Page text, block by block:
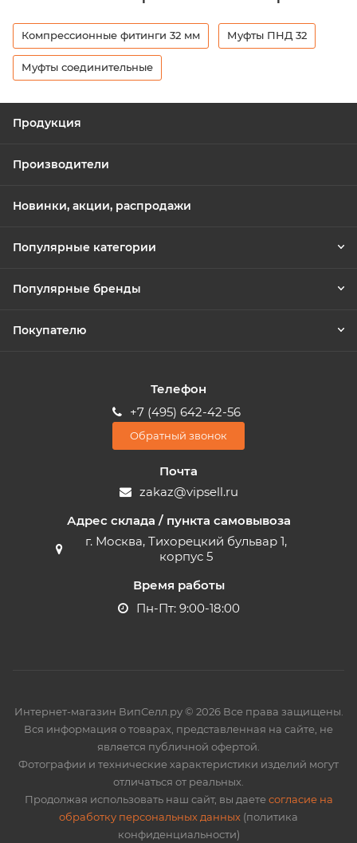
Компрессионные фитинги 32 мм Муфты ПНД 32
Муфты соединительные
Продукция
Производители
Новинки, акции, распродажи
Популярные категории
Популярные бренды
Покупателю
Телефон
+7 (495) 642-42-56
Обратный звонок
Почта
zakaz@vipsell.ru
Адрес склада / пункта самовывоза
г. Москва, Тихорецкий бульвар 1,
корпус 5
Время работы
Пн-Пт: 9:00-18:00
Интернет-магазин ВипСелл.ру © 2026 Все права защищены.
Вся информация о товарах, представленная на сайте, не
является публичной офертой.
Фотографии и технические характеристики изделий могут
отличаться от реальных.
Продолжая использовать наш сайт, вы даетесогласие на
обработку персональных данных (политика
конфиденциальности)